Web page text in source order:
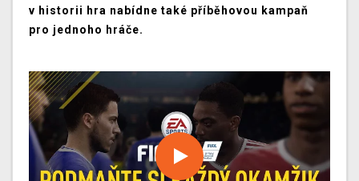
v historii hra nabídne také příběhovou kampaň
pro jednoho hráče.